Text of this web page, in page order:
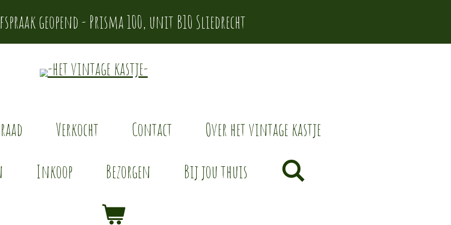
geopend - Prisma 100, unit B10 Sliedrecht
Verkocht Contact
Over het vintage kastje
Inkoop Bezorgen Bij jou thuis